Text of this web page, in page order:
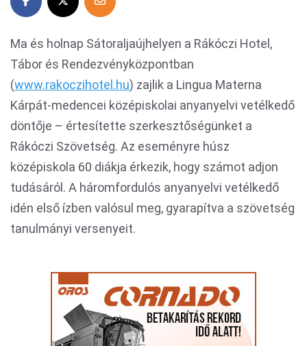
Ma és holnap Sátoraljaújhelyen a Rákóczi Hotel,
Tábor és Rendezvényközpontban
(www.rakoczihotel.hu) zajlik a Lingua Materna
Kárpát-medencei középiskolai anyanyelvi vetélkedő
döntője – értesítette szerkesztőségünket a
Rákóczi Szövetség. Az eseményre húsz
középiskola 60 diákja érkezik, hogy számot adjon
tudásáról. A háromfordulós anyanyelvi vetélkedő
idén első ízben valósul meg, gyarapítva a szövetség
tanulmányi versenyeit.